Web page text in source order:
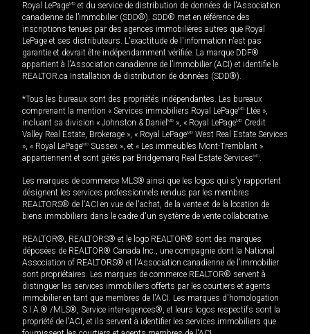
Royal LePageMD et du service de distribution de données de l'Association
canadienne de l’immobilier (SDD®). SDD® met en référence des
inscriptions tenues par des agences immobilières autres que Royal
LePage et ses distributeurs. L'exactitude de l'information n'est pas
garantie et devrait être indépendamment vérifiée. La marque DDF®
appartient à l'Association canadienne de l’immobilier (ACI) et identifie le
REALTOR.ca Installation de distribution de données (SDD®).
*Tous les bureaux sont des propriétés indépendantes. Les bureaux
comprenant la mention « Services immobiliers Royal LePageMD Ltée »,
incluant sa division « Johnston & Daniel MD », « Royal LePageMD Credit
Valley Real Estate, Brokerage », « Royal LePageMD West Real Estate Services
», « Royal LePageMD Sussex », et « Les immeubles Mont-Tremblant »
appartiennent et sont gérés par Bridgemarq Real Estate ServicesMD.
Les marques de commerce MLS® ainsi que les logos qui s'y rapportent
désignent les services professionnels rendus par les membres
REALTORS® de l'ACI en vue de l'achat, de la vente et de la location de
biens immobiliers dans le cadre d'un système de vente collaborative.
REALTOR®, REALTORS® et le logo REALTOR® sont des marques
déposées de REALTOR® Canada Inc., une compagnie dont la National
Association of REALTORS® et l'Association canadienne de l’immobilier
sont propriétaires. Les marques de commerce REALTOR® servent à
distinguer les services immobiliers offerts par les courtiers et agents
immobilier en tant que membres de l'ACI. Les marques d'homologation
S.I.A.® /MLS®, Service inter-agences®, et leurs logos respectifs sont la
propriété de l'ACI, et ils servent à identifier les services immobiliers que